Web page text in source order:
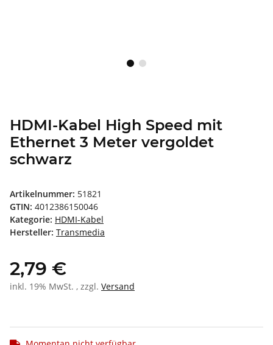
HDMI-Kabel High Speed mit
Ethernet 3 Meter vergoldet
schwarz
Artikelnummer: 51821
GTIN: 4012386150046
Kategorie: HDMI-Kabel
Hersteller: Transmedia
2,79 €
inkl. 19% MwSt. , zzgl. Versand